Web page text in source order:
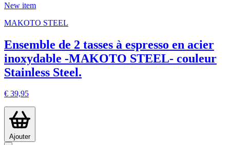
New item
MAKOTO STEEL
Ensemble de 2 tasses à espresso en acier
inoxydable -MAKOTO STEEL- couleur
Stainless Steel.
€ 39,95
Ajouter